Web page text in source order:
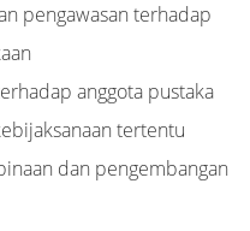
pengawasan terhadap
anggota pustaka
tertentu
dan pengembangan